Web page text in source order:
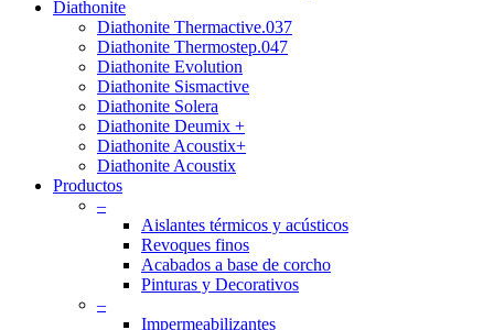
Diathonite
Diathonite Thermactive.037
Diathonite Thermostep.047
Diathonite Evolution
Diathonite Sismactive
Diathonite Solera
Diathonite Deumix +
Diathonite Acoustix+
Diathonite Acoustix
Productos
–
Aislantes térmicos y acústicos
Revoques finos
Acabados a base de corcho
Pinturas y Decorativos
–
Impermeabilizantes